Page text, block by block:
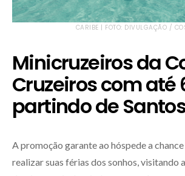
CARIBE | FOTO: DIVULGAÇÃO /
Minicruzeiros da
Cruzeiros com até
partindo de
A promoção garante ao hóspede a
realizar suas férias dos sonhos, visitando